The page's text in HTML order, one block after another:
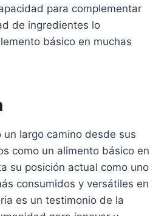
para complementar
de ingredientes lo
básico en muchas
un largo camino desde sus
como un alimento básico en
su posición actual como uno
consumidos y versátiles en
es un testimonio de la